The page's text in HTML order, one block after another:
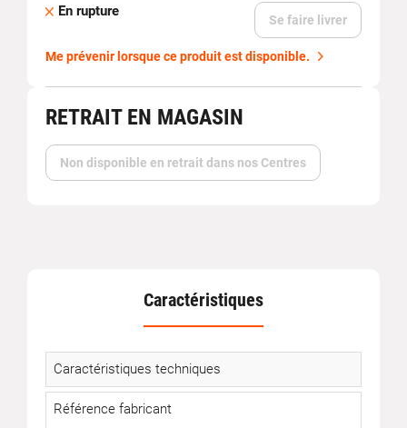
En rupture
Se faire livrer
Me prévenir lorsque ce produit est disponible.
RETRAIT EN MAGASIN
Non disponible en retrait dans nos Centres
Caractéristiques
Caractéristiques techniques
Référence fabricant